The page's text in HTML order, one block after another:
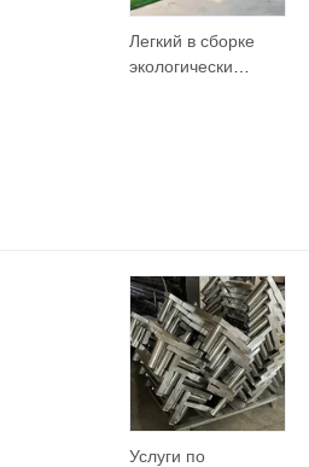
Легкий в сборке
экологически
Услуги по